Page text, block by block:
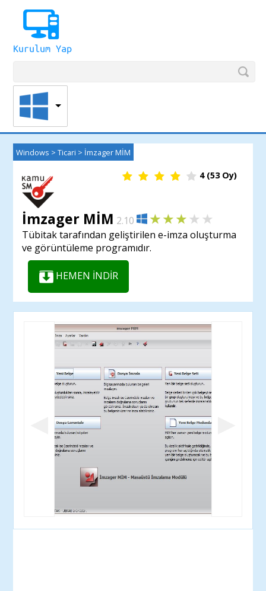
Windows >Ticari > İmzager MİM
4(53Oy)
İmzager MİM 2.10
Tübitak tarafından geliştirilen e-imza oluşturma
ve görüntüleme programıdır.
HEMEN İNDİR